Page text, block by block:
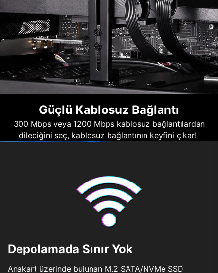
Güçlü Kablosuz Bağlantı
300 Mbps veya 1200 Mbps kablosuz bağlantılardan
dilediğini seç, kablosuz bağlantının keyfini çıkar!
Depolamada Sınır Yok
Anakart üzerinde bulunan M.2 SATA/NVMe SSD